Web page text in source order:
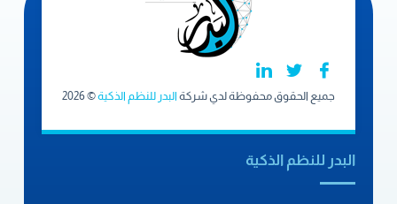
جميع الحقوق محفوظة لدي شركة البدر للنظم الذكية© 2026
البدر للنظم الذكية